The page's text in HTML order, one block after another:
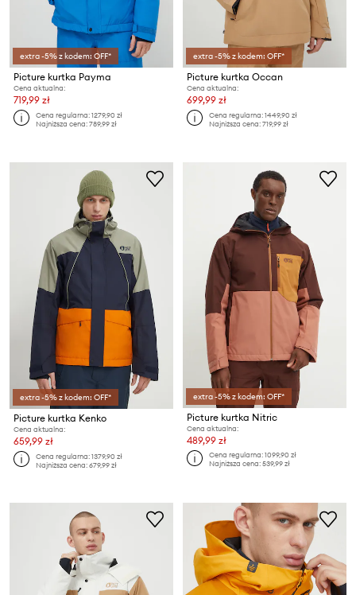
extra -5% z kodem: OFF*
Picture kurtka Payma
Cena aktualna:
719,99 zł
Cena regularna:1279,90 zł
Najniższa cena:789,99 zł
extra -5% z kodem: OFF*
Picture kurtka Occan
Cena aktualna:
699,99 zł
Cena regularna:1449,90 zł
Najniższa cena:719,99 zł
extra -5% z kodem: OFF*
Picture kurtka Kenko
Cena aktualna:
659,99 zł
Cena regularna:1379,90 zł
Najniższa cena:679,99 zł
extra -5% z kodem: OFF*
Picture kurtka Nitric
Cena aktualna:
489,99 zł
Cena regularna:1099,90 zł
Najniższa cena:539,99 zł